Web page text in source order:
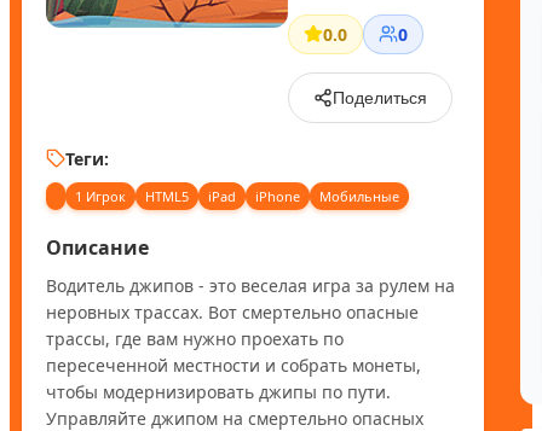
0.0 0
Поделиться
Теги:
1 Игрок HTML5 iPad iPhone Мобильные
Описание
Водитель джипов - это веселая игра за рулем на
неровных трассах. Вот смертельно опасные
трассы, где вам нужно проехать по
пересеченной местности и собрать монеты,
чтобы модернизировать джипы по пути.
Управляйте джипом на смертельно опасных